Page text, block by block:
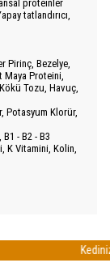
proteinler
tatlandırıcı,
Pirinç, Bezelye,
Maya Proteini,
Tozu, Havuç,
Potasyum Klorür,
- B2 - B3
K Vitamini, Kolin,
Kediniz